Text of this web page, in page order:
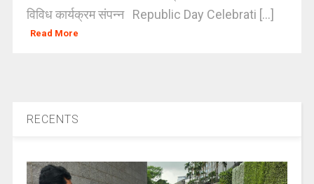
विविध कार्यक्रम संपन्न Republic Day Celebrati [...]
Read More
RECENTS